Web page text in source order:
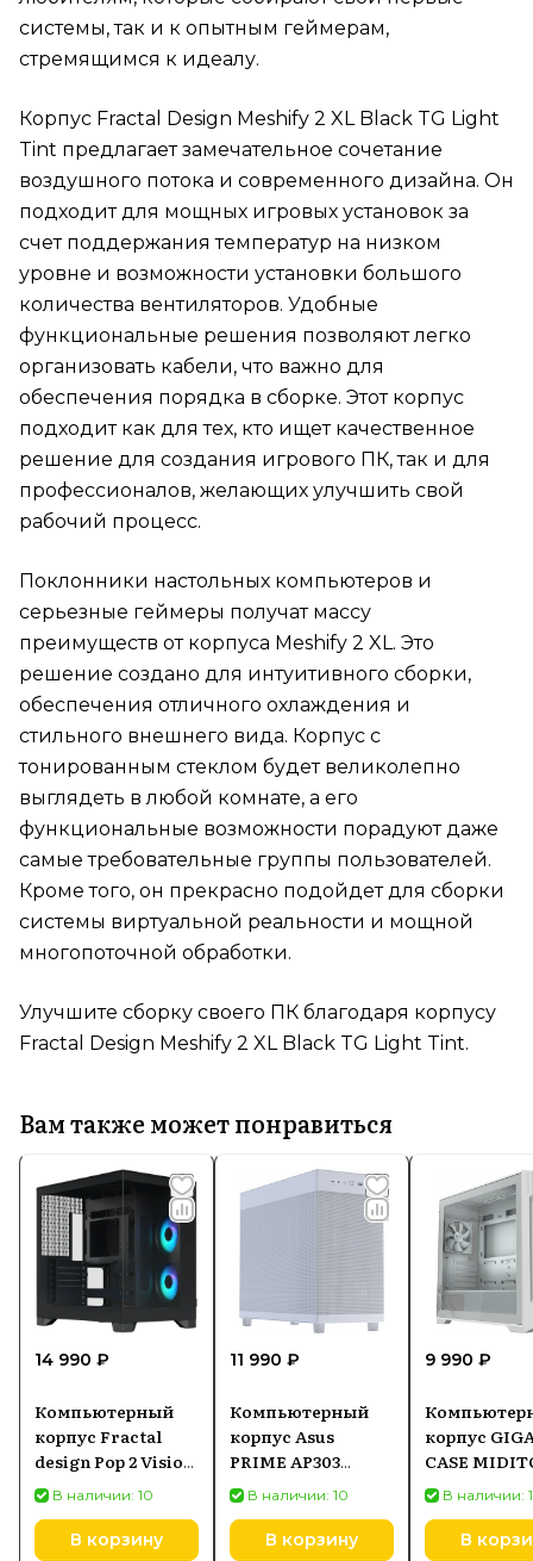
системы, так и к опытным геймерам,
стремящимся к идеалу.
Корпус Fractal Design Meshify 2 XL Black TG Light
Tint предлагает замечательное сочетание
воздушного потока и современного дизайна. Он
подходит для мощных игровых установок за
счет поддержания температур на низком
уровне и возможности установки большого
количества вентиляторов. Удобные
функциональные решения позволяют легко
организовать кабели, что важно для
обеспечения порядка в сборке. Этот корпус
подходит как для тех, кто ищет качественное
решение для создания игрового ПК, так и для
профессионалов, желающих улучшить свой
рабочий процесс.
Поклонники настольных компьютеров и
серьезные геймеры получат массу
преимуществ от корпуса Meshify 2 XL. Это
решение создано для интуитивного сборки,
обеспечения отличного охлаждения и
стильного внешнего вида. Корпус с
тонированным стеклом будет великолепно
выглядеть в любой комнате, а его
функциональные возможности порадуют даже
самые требовательные группы пользователей.
Кроме того, он прекрасно подойдет для сборки
системы виртуальной реальности и мощной
многопоточной обработки.
Улучшите сборку своего ПК благодаря корпусу
Fractal Design Meshify 2 XL Black TG Light Tint.
Вам также может понравиться
14 990 ₽
Компьютерный
корпус Fractal
design Pop 2 Vision
Black RGB
(FDCPOV2A02)
В наличии: 10
В корзину
11 990 ₽
Компьютерный
корпус Asus
PRIME AP303
MESH Белый
В наличии: 10
В корзину
9 990 ₽
корпус
CASE
ATX W/O
C102GI
В наличии:
В